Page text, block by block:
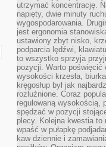
utrzymać koncentrację.
napięty, dwie minuty
wygospodarowania.
jest ergonomia
ustawiony zbyt nisko,
podparcia lędźwi,
to wszystko sprzyja
pozycji. Warto poświęcić
wysokości krzesła,
kręgosłup był jak
rozluźnione. Coraz
regulowaną wysokością,
spędzać w pozycji
plecy. Kolejna kwestia to
wpaść w pułapkę
kaw dziennie i